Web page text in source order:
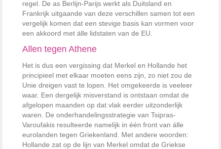
regel. De as Berlijn-Parijs werkt als Duitsland en
Frankrijk uitgaande van deze verschillen samen tot een
vergelijk komen dat een stevige basis kan vormen voor
een akkoord met álle lidstaten van de EU.
Allen tegen Athene
Het is dus een vergissing dat Merkel en Hollande het
principieel met elkaar moeten eens zijn, zo niet zou de
Unie dreigen vast te lopen. Het omgekeerde is veeleer
waar. Een dergelijk misverstand is ontstaan omdat de
afgelopen maanden op dat vlak eerder uitzonderlijk
waren. De onderhandelingsstrategie van Tsipras-
Varoufakis resulteerde namelijk in één front van álle
eurolanden tegen Griekenland. Met andere woorden:
Hollande zat op de lijn van Merkel omdat de Griekse